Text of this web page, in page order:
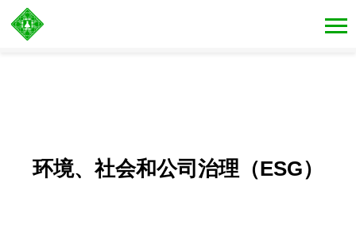
环境、社会和公司治理（ESG）